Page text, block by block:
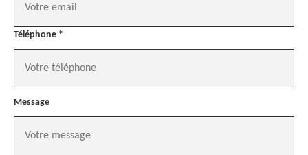
Téléphone *
Message